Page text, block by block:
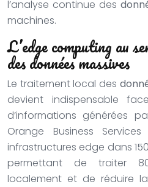
l’analyse continue des
machines.
L’edge computing au
des données massives
Le traitement local des
devient indispensable
d’informations générées
Orange Business
infrastructures edge dans
permettant de traiter
localement et de réduire